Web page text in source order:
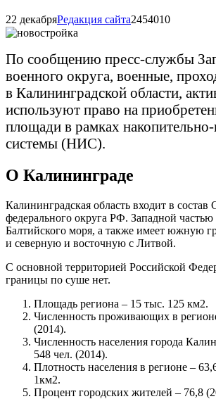
22 декабряРедакция сайта2454010
По сообщению пресс-службы
военного округа, военные,
в Калининградской области,
используют право на
площади в рамках
системы (НИС).
О Калининграде
Калининградская область входит в состав
федерального округа РФ. Западной частью
Балтийского моря, а также имеет южную
и северную и восточную с Литвой.
С основной территорией Российской
границы по суше нет.
Площадь региона – 15 тыс. 125 км2.
Численность проживающих в
(2014).
Численность населения города
548 чел. (2014).
Плотность населения в регионе –
1км2.
Процент городских жителей – 76,8